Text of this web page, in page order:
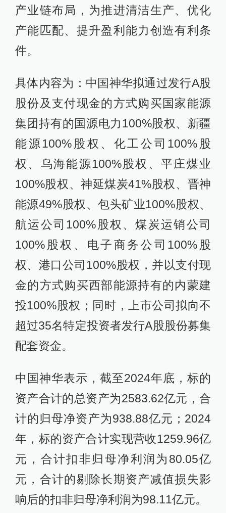
产业链布局，为推进清洁生产、优化
产能匹配、提升盈利能力创造有利条
件。
具体内容为：中国神华拟通过发行A股
股份及支付现金的方式购买国家能源
集团持有的国源电力100%股权、新疆
能源100%股权、化工公司100%股
权、乌海能源100%股权、平庄煤业
100%股权、神延煤炭41%股权、晋神
能源49%股权、包头矿业100%股权、
航运公司100%股权、煤炭运销公司
100%股权、电子商务公司100%股
权、港口公司100%股权，并以支付现
金的方式购买西部能源持有的内蒙建
投100%股权；同时，上市公司拟向不
超过35名特定投资者发行A股股份募集
配套资金。
中国神华表示，截至2024年底，标的
资产合计的总资产为2583.62亿元，合
计的归母净资产为938.88亿元；2024
年，标的资产合计实现营收1259.96亿
元，合计扣非归母净利润为80.05亿
元，合计的剔除长期资产减值损失影
响后的扣非归母净利润为98.11亿元。